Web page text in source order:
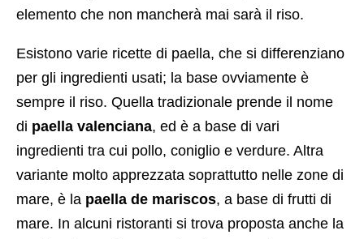
elemento che non mancherà mai sarà il riso.
Esistono varie ricette di paella, che si differenziano
per gli ingredienti usati; la base ovviamente è
sempre il riso. Quella tradizionale prende il nome
di paella valenciana, ed è a base di vari
ingredienti tra cui pollo, coniglio e verdure. Altra
variante molto apprezzata soprattutto nelle zone di
mare, è la paella de mariscos, a base di frutti di
mare. In alcuni ristoranti si trova proposta anche la